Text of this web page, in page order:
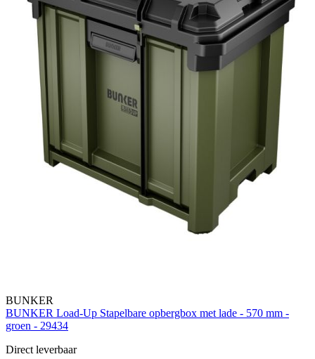
BUNKER
BUNKER Load-Up Stapelbare opbergbox met lade - 570 mm -
groen - 29434
Direct leverbaar